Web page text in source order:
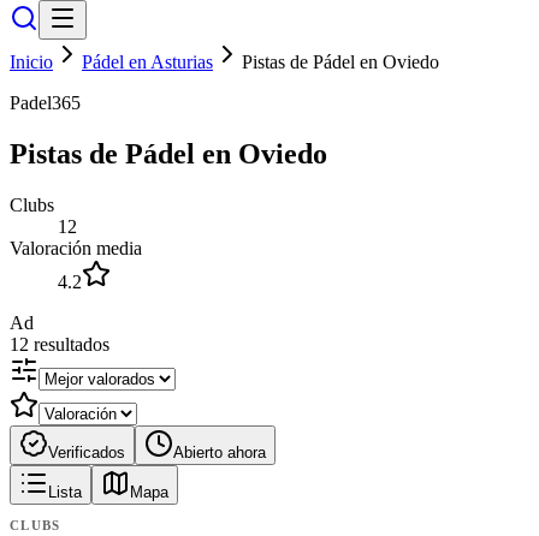
Inicio Pádel en Asturias
Pistas de Pádel en Oviedo
Padel365
Pistas de Pádel en Oviedo
Clubs
12
Valoración media
4.2
Ad
12 resultados
Verificados Abierto ahora
Lista Mapa
CLUBS